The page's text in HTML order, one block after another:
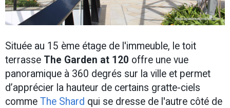
Située au 15 ème étage de l'immeuble, le toit
terrasse The Garden at 120 offre une vue
panoramique à 360 degrés sur la ville et permet
d’apprécier la hauteur de certains gratte-ciels
comme The Shard qui se dresse de l'autre côté de